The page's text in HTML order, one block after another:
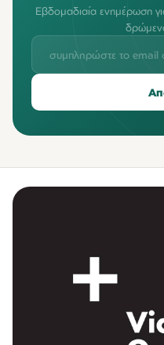
Εβδομαδιαία ενημέρωση